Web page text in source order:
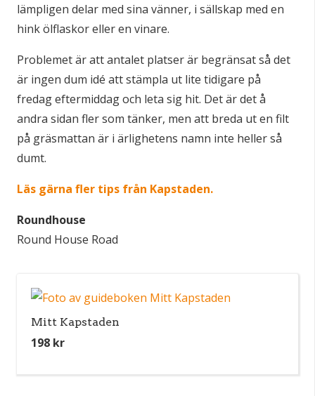
lämpligen delar med sina vänner, i sällskap med en
hink ölflaskor eller en vinare.
Problemet är att antalet platser är begränsat så det
är ingen dum idé att stämpla ut lite tidigare på
fredag eftermiddag och leta sig hit. Det är det å
andra sidan fler som tänker, men att breda ut en filt
på gräsmattan är i ärlighetens namn inte heller så
dumt.
Läs gärna fler tips från Kapstaden.
Roundhouse
Round House Road
Mitt Kapstaden
198 kr